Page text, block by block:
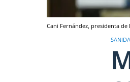
Cani Fernández, presidenta